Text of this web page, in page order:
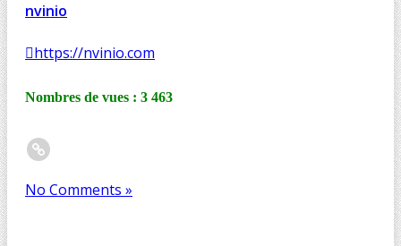
nvinio
https://nvinio.com
Nombres de vues : 3 463
No Comments »